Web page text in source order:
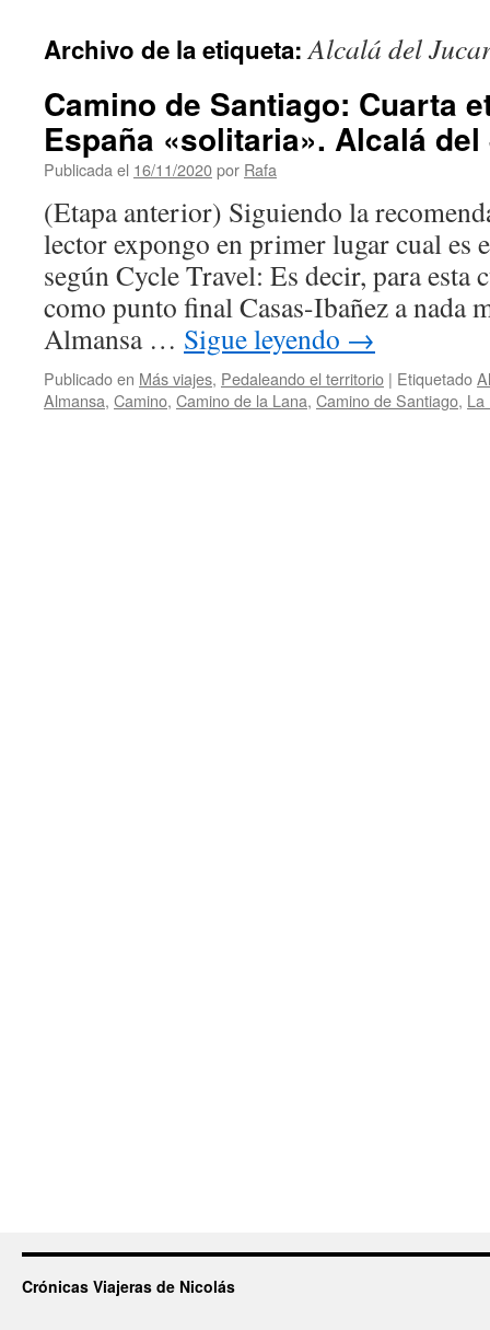
Archivo de la etiqueta:Alcalá del
Camino de Santiago: Cuarta
España «solitaria». Alcalá
Publicada el 16/11/2020por Rafa
(Etapa anterior) Siguiendo la
lector expongo en primer lugar cual es
según Cycle Travel: Es decir, para esta
como punto final Casas-Ibañez a nada
Almansa … Sigue leyendo →
Publicado en Más viajes, Pedaleando el territorio | Etiquetado
Almansa, Camino, Camino de la Lana, Camino de Santiago, La
Crónicas Viajeras de Nicolás